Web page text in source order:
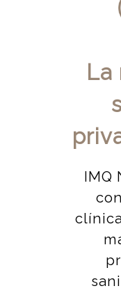
La
IMQ